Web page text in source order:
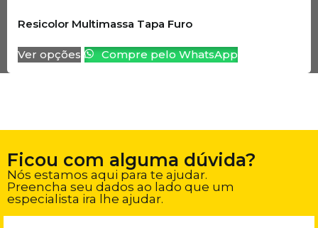
Resicolor Multimassa Tapa Furo
Ver opções Compre pelo WhatsApp
Ficou com alguma dúvida?
Nós estamos aqui para te ajudar.
Preencha seu dados ao lado que um
especialista ira lhe ajudar.